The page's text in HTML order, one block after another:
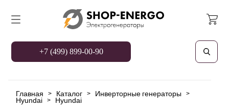
+7 (499) 899-00-90
Главная > Каталог > Инверторные генераторы >
Hyundai > Hyundai